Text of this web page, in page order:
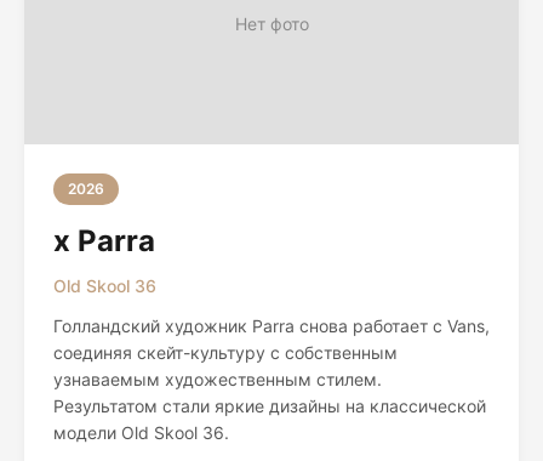
Нет фото
2026
x Parra
Old Skool 36
Голландский художник Parra снова работает с Vans,
соединяя скейт-культуру с собственным
узнаваемым художественным стилем.
Результатом стали яркие дизайны на классической
модели Old Skool 36.